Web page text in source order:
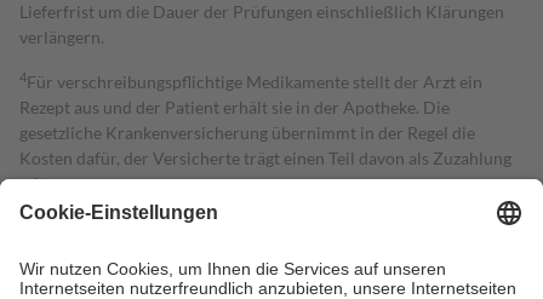
Lieferfrist um die Dauer der Prüfungen einschließlich Klärungen
verlängern.
4Für verschreibungspflichtige Medikamente stellt der Arzt ein
Rezept aus und der Patient erhält sie in der Apotheke. Die
gesetzliche Krankenversicherung übernimmt in der Regel die
Kosten dafür, der Versicherte trägt einen Teil davon als Zuzahlung
mit.
Grundsätzlich leisten Mitglieder Zuzahlungen in Höhe von zehn
höchstens zehn Euro.
Es sind jedoch nie mehr als die tatsächlichen
Kosten der Leistung zu entrichten.